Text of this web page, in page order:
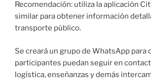
Recomendación: utiliza la aplicación
similar para obtener información
transporte público.
Se creará un grupo de WhatsApp para
participantes puedan seguir en
logística, enseñanzas y demás